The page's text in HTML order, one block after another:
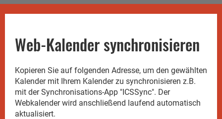
Web-Kalender synchronisieren
Kopieren Sie auf folgenden Adresse, um den gewählten
Kalender mit Ihrem Kalender zu synchronisieren z.B.
mit der Synchronisations-App "ICSSync". Der
Webkalender wird anschließend laufend automatisch
aktualisiert.